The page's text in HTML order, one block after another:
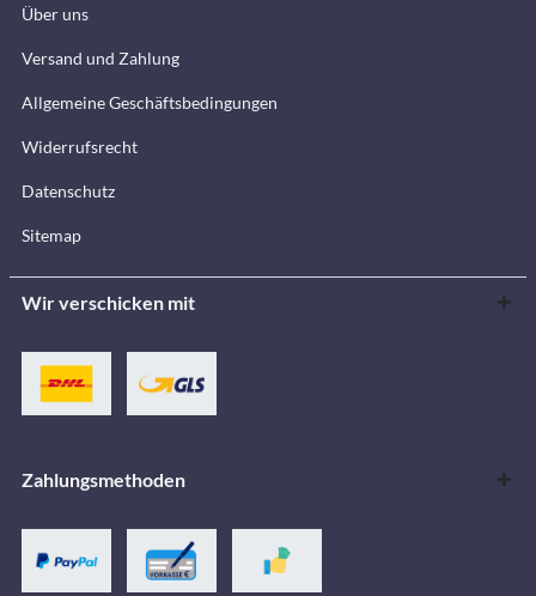
Über uns
Versand und Zahlung
Allgemeine Geschäftsbedingungen
Widerrufsrecht
Datenschutz
Sitemap
Wir verschicken mit
Zahlungsmethoden